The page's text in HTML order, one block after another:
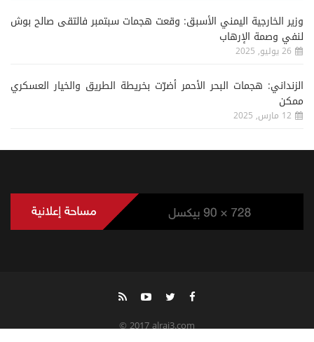
وزير الخارجية اليمني الأسبق: وقعت هجمات سبتمبر فالتقى صالح بوش
لنفي وصمة الإرهاب
26 يوليو, 2025
الزنداني: هجمات البحر الأحمر أضرّت بخريطة الطريق والخيار العسكري
ممكن
12 مارس, 2025
© 2017 alrai3.com